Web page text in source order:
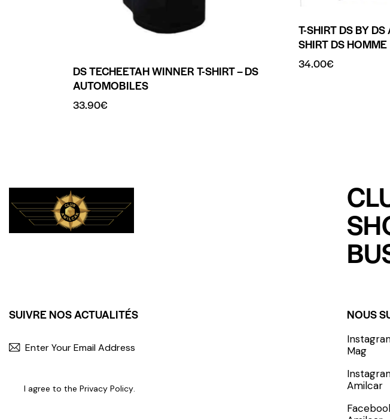
DS TECHEETAH WINNER T-SHIRT – DS
AUTOMOBILES
33.90€
T-SHIRT DS BY
SHIRT DS HOMME
34.00€
SUIVRE NOS ACTUALITÉS
S'INCRIRE -
I agree to the Privacy Policy.
NOUS
Mag
Amilcar